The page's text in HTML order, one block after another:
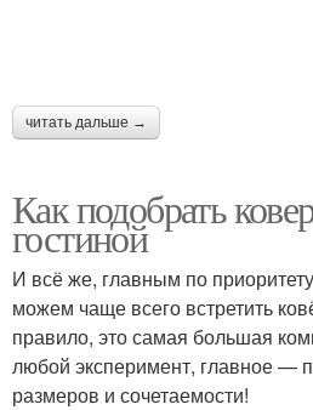
читать дальше →
Как подобрать
гостиной
И всё же, главным по
можем чаще всего встретить
правило, это самая большая
любой эксперимент, главное —
размеров и сочетаемости!